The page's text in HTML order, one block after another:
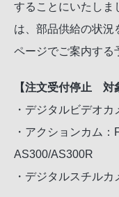
することにいたしま
は、部品供給の状況
ページでご案内する
【注文受付停止 対
・デジタルビデオ
・アクションカム
AS300/AS300R
・デジタルスチル